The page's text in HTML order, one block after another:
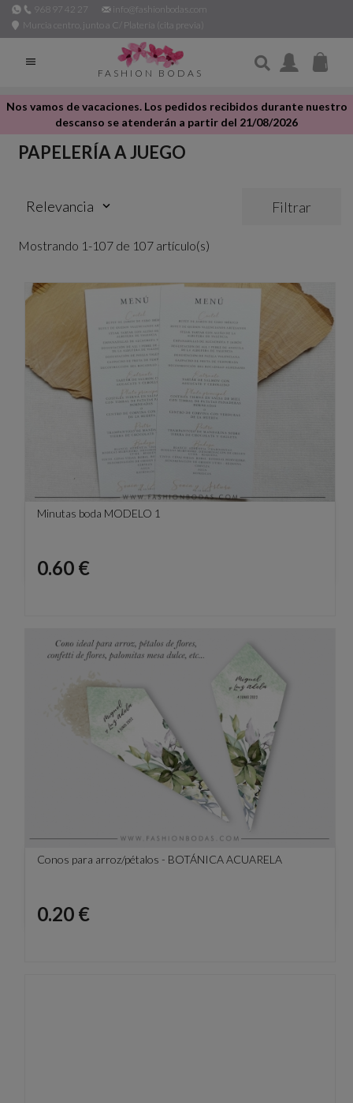
968 97 42 27
info@fashionbodas.com
Murcia centro, junto a C/ Platería (cita previa)

FASHION BODAS
Nos vamos de vacaciones. Los pedidos recibidos durante nuestro
descanso se atenderán a partir del 21/08/2026
PAPELERÍA A JUEGO
Relevancia keyboard_arrow_down Filtrar
Mostrando 1-107 de 107 artículo(s)
Minutas boda MODELO 1
Precio
0.60 €
Conos para arroz/pétalos - BOTÁNICA ACUARELA
Precio
0.20 €